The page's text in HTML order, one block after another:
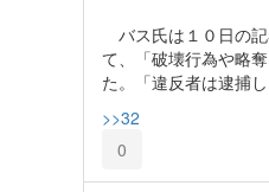
バス氏は１０日の
て、「破壊行為や略
た。「違反者は逮捕
>>32
0